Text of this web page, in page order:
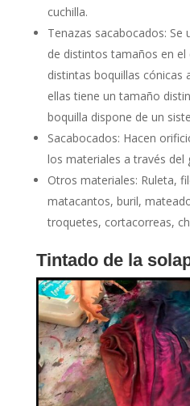
cuchilla.
Tenazas sacabocados: Se
de distintos tamaños en el
distintas boquillas cónicas
ellas tiene un tamaño
boquilla dispone de un
Sacabocados: Hacen
los materiales a través del
Otros materiales: Ruleta,
matacantos, buril,
troquetes, cortacorreas,
Tintado de la